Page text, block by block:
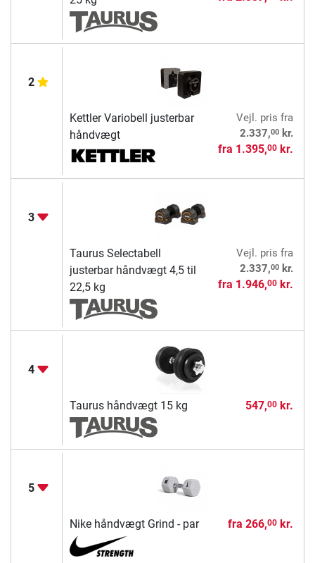
2
Kettler Variobell justerbar
håndvægt
Vejl. pris fra
2.337,00kr.
fra 1.395,00kr.
3
Taurus Selectabell
justerbar håndvægt 4,5 til
22,5 kg
Vejl. pris fra
2.337,00kr.
fra 1.946,00kr.
4
Taurus håndvægt 15 kg 547,00kr.
5
Nike håndvægt Grind - par fra 266,00kr.